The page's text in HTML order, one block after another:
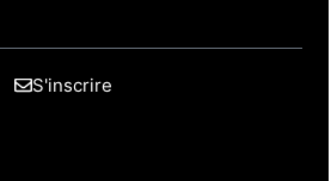
S'inscrire